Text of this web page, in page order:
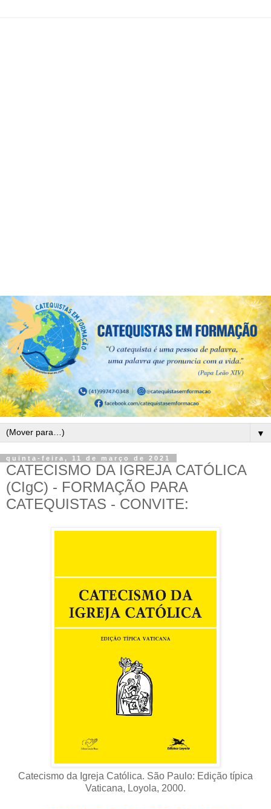
▼
quinta-feira, 11 de março de 2021
CATECISMO DA IGREJA CATÓLICA
(CIgC) - FORMAÇÃO PARA
CATEQUISTAS - CONVITE:
Catecismo da Igreja Católica. São Paulo: Edição típica
Vaticana, Loyola, 2000.